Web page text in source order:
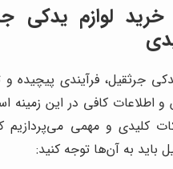
خرید لوازم یدکی
جرثقیل، فرآیندی
و اطلاعات کافی در این
کلیدی و مهمی می‌پردازیم
باید به آن‌ها توجه کنید: